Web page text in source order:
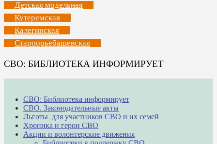
Детская модельная
Кутеремская
Калегинская
Староорьебашевская
СВО: БИБЛИОТЕКА ИНФОРМИРУЕТ
СВО: Библиотека информирует
СВО. Законодательные акты
Льготы для участников СВО и их семей
Хроника и герои СВО
Акции и волонтерские движения